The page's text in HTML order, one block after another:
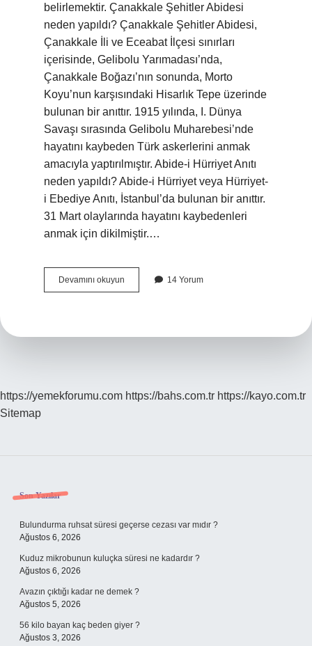
belirlemektir. Çanakkale Şehitler Abidesi
neden yapıldı? Çanakkale Şehitler Abidesi,
Çanakkale İli ve Eceabat İlçesi sınırları
içerisinde, Gelibolu Yarımadası’nda,
Çanakkale Boğazı’nın sonunda, Morto
Koyu’nun karşısındaki Hisarlık Tepe üzerinde
bulunan bir anıttır. 1915 yılında, I. Dünya
Savaşı sırasında Gelibolu Muharebesi’nde
hayatını kaybeden Türk askerlerini anmak
amacıyla yaptırılmıştır. Abide-i Hürriyet Anıtı
neden yapıldı? Abide-i Hürriyet veya Hürriyet-
i Ebediye Anıtı, İstanbul’da bulunan bir anıttır.
31 Mart olaylarında hayatını kaybedenleri
anmak için dikilmiştir.…
Devamını okuyun
Neden
14 Yorum
https://yemekforumu.com https://bahs.com.tr https://kayo.com.tr
Sitemap
Sidebar
Son Yazılar
Bulundurma ruhsat süresi geçerse cezası var mıdır ?
Ağustos 6, 2026
Kuduz mikrobunun kuluçka süresi ne kadardır ?
Ağustos 6, 2026
Avazın çıktığı kadar ne demek ?
Ağustos 5, 2026
56 kilo bayan kaç beden giyer ?
Ağustos 3, 2026